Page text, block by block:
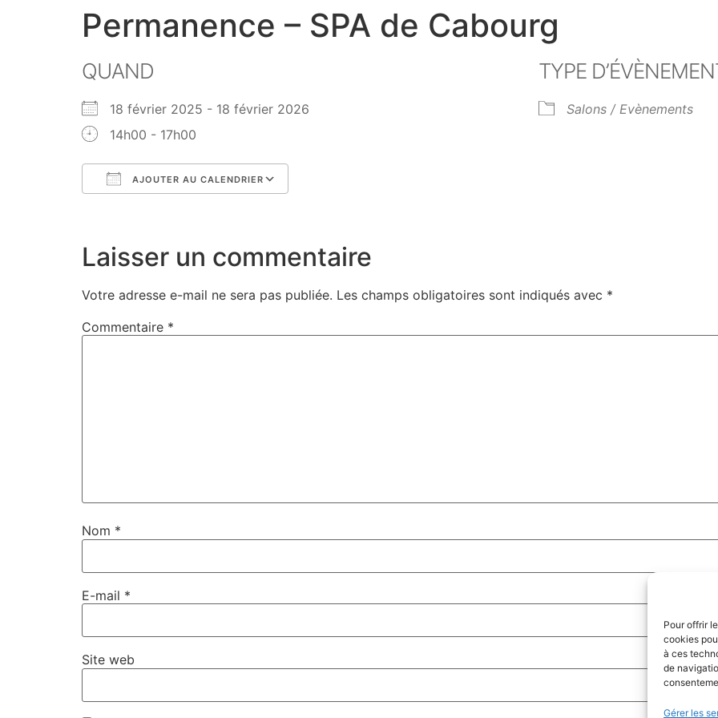
Pour offrir
cookies
à ces
de
Gérer les
Permanence – SPA de Cabourg
QUAND
18 février 2025 - 18 février 2026
14h00 - 17h00
AJOUTER AU CALENDRIER
TYPE
Salons / Evènements
Laisser un commentaire
Votre adresse e-mail ne sera pas publiée. Les champs obligatoires sont indiqués avec *
Commentaire *
Nom *
E-mail *
Site web